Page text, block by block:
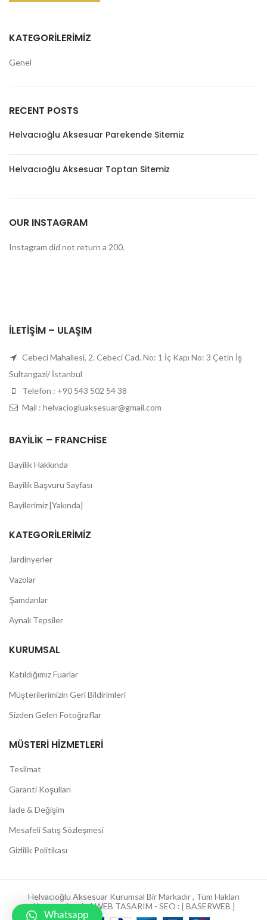
KATEGORILERIMIZ
Genel
RECENT POSTS
Helvacıoğlu Aksesuar Parekende Sitemiz
Helvacıoğlu Aksesuar Toptan Sitemiz
OUR INSTAGRAM
Instagram did not return a 200.
İLETIŞIM – ULAŞIM
Cebeci Mahallesi, 2. Cebeci Cad. No: 1 İç Kapı No: 3 Çetin İş
Sultangazi/ İstanbul
Telefon : +90 543 502 54 38
Mail : helvaciogluaksesuar@gmail.com
BAYILIK – FRANCHISE
Bayilik Hakkında
Bayilik Başvuru Sayfası
Bayilerimiz [Yakında]
KATEGORILERIMIZ
Jardinyerler
Vazolar
Şamdanlar
Aynalı Tepsiler
KURUMSAL
Katıldığımız Fuarlar
Müşterilerimizin Geri Bildirimleri
Sizden Gelen Fotoğraflar
MÜSTERI HIZMETLERI
Teslimat
Garanti Koşulları
İade & Değişim
Mesafeli Satış Sözleşmesi
Gizlilik Politikası
Helvacıoğlu Aksesuar Kurumsal Bir Markadır , Tüm Hakları
Korunmaktadır ! WEB TASARIM - SEO : [ BASERWEB ]
Whatsapp